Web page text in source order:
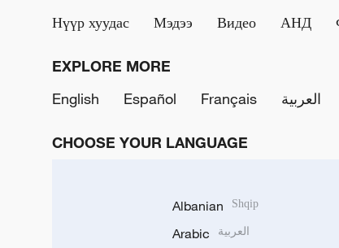
Нүүр хуудас Мэдээ Видео АНД
EXPLORE MORE
English
Español Français العربية
CHOOSE YOUR LANGUAGE
Albanian Shqip
Arabic العربية